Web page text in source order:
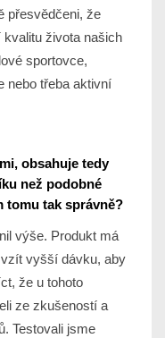
přesvědčeni, že
kvalitu života našich
sportovce,
nebo třeba aktivní
obsahuje tedy
než podobné
tomu tak správně?
výše. Produkt má
vyšší dávku, aby
že u tohoto
ze zkušeností a
Testovali jsme